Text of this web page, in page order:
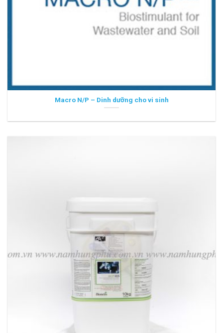
Macro N/P – Dinh dưỡng cho vi sinh